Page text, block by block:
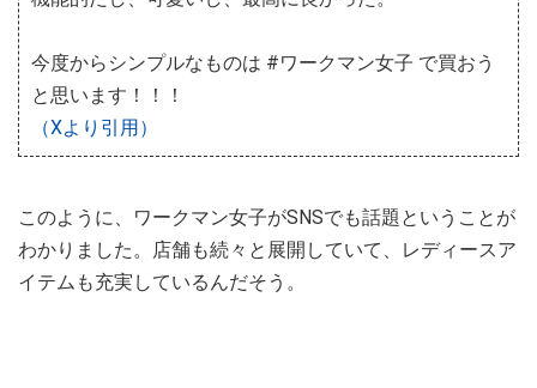
今度からシンプルなものは #ワークマン女子 で買おう
と思います！！！
（Xより引用）
このように、ワークマン女子がSNSでも話題ということが
わかりました。店舗も続々と展開していて、レディースア
イテムも充実しているんだそう。